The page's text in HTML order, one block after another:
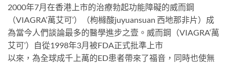
2000年7月在香港上市的治療勃起功能障礙的威而鋼
（VIAGRA‘萬艾可’）（枸櫞酸juyuansuan 西地那非片）成
為當今人們談論最多的醫學進步之壹。威而鋼（VIAGRA‘萬
艾可’）自從1998年3月被FDA正式批準上市
以來，為全球成千上萬的ED患者帶來了福音，同時也使無